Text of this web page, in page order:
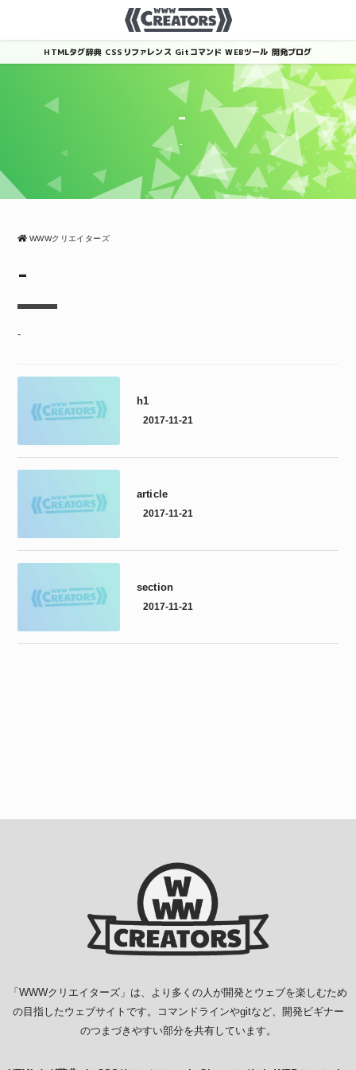
HTMLタグ辞典 CSSリファレンス Gitコマンド WEBツール 開発ブログ
-
-
WWWクリエイターズ
-
-
h1
2017-11-21
article
2017-11-21
section
2017-11-21
「 WWWクリエイターズ 」は、より多くの人が開発とウェブを楽しむため
の目指したウェブサイトです。コマンドラインやgitなど、開発ビギナー
のつまづきやすい部分を共有しています。